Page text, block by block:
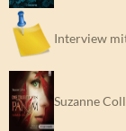
Interview
Suzanne